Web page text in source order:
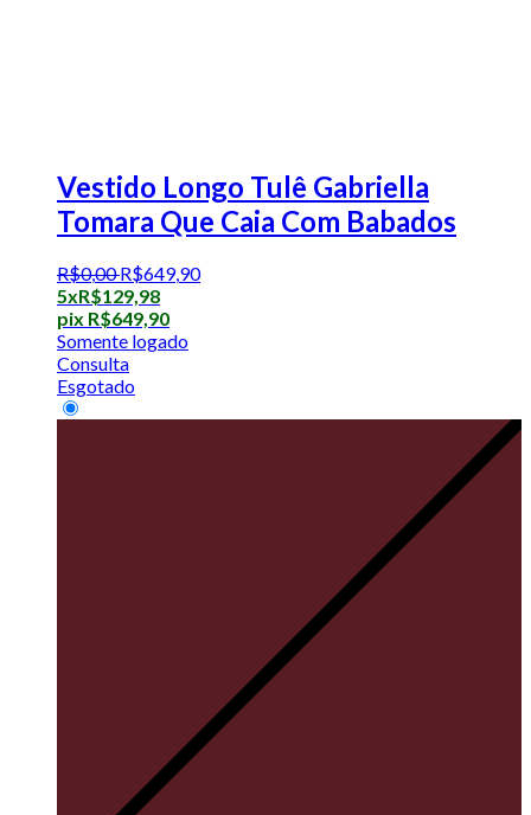
Vestido Longo Tulê Gabriella
Tomara Que Caia Com Babados
R$0,00 R$649,90
5xR$129,98
pix R$649,90
Somente logado
Consulta
Esgotado